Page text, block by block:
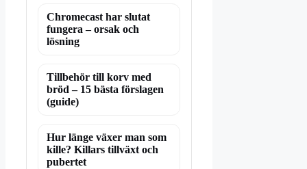
Chromecast har slutat
fungera – orsak och
lösning
Tillbehör till korv med
bröd – 15 bästa förslagen
(guide)
Hur länge växer man som
kille? Killars tillväxt och
pubertet